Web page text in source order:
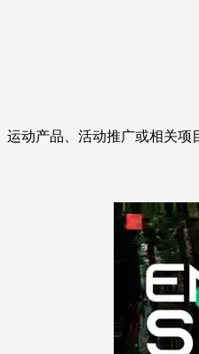
动产品、活动推广或相关项